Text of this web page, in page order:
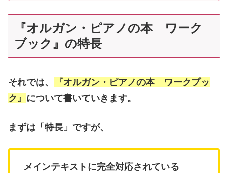
『オルガン・ピアノの本 ワーク
ブック』の特長
それでは、
『オルガン・ピアノの本 ワークブッ
ク』 について書いていきます。
まずは「特長」ですが、
メインテキストに完全対応されている